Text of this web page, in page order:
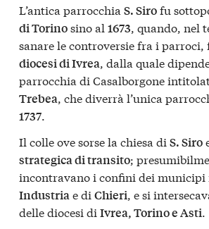
L’antica parrocchia S. Sirofu
di Torinosino al 1673, quando, nel
sanare le controversie fra i parroci,
diocesi di Ivrea, dalla quale
parrocchia di Casalborgone
Trebea, che diverrà l’unica
1737.
Il colle ove sorse la chiesa di S. Siro
strategica di transito;
incontravano i confini dei municipi
Industriae di Chieri, e si
delle diocesi di Ivrea, Torino e Asti.